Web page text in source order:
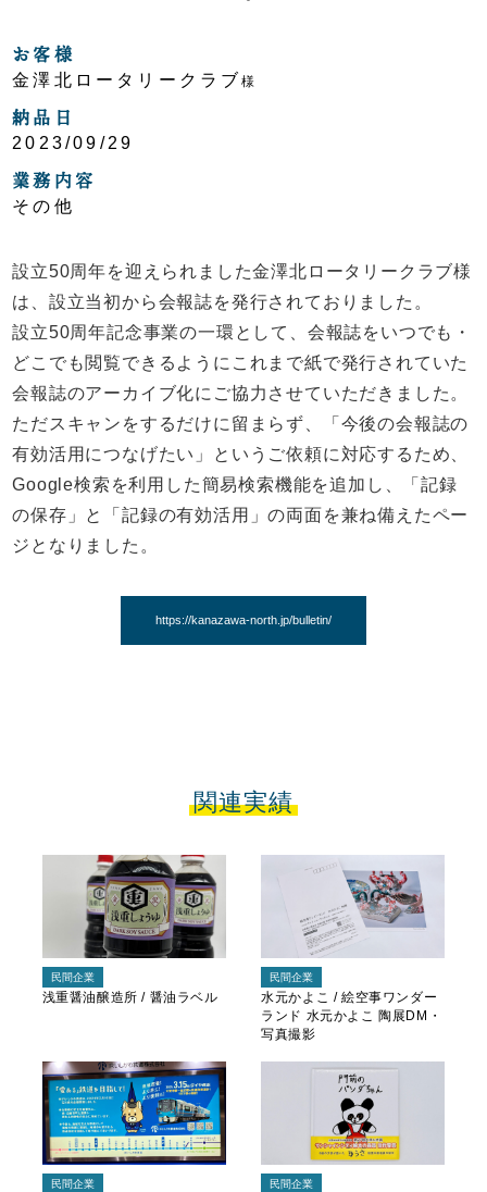
お客様
金澤北ロータリークラブ様
納品日
2023/09/29
業務内容
その他
設立50周年を迎えられました金澤北ロータリークラブ様
は、設立当初から会報誌を発行されておりました。
設立50周年記念事業の一環として、会報誌をいつでも・
どこでも閲覧できるようにこれまで紙で発行されていた
会報誌のアーカイブ化にご協力させていただきました。
ただスキャンをするだけに留まらず、「今後の会報誌の
有効活用につなげたい」というご依頼に対応するため、
Google検索を利用した簡易検索機能を追加し、「記録
の保存」と「記録の有効活用」の両面を兼ね備えたペー
ジとなりました。
https://kanazawa-north.jp/bulletin/
関連実績
民間企業
浅重醤油醸造所 / 醤油ラベル
民間企業
水元かよこ / 絵空事ワンダー
ランド 水元かよこ 陶展DM・
写真撮影
民間企業 民間企業